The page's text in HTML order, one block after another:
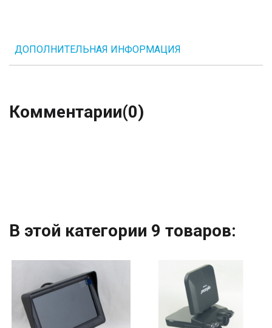
ДОПОЛНИТЕЛЬНАЯ ИНФОРМАЦИЯ
Комментарии(0)
В этой категории 9 товаров: